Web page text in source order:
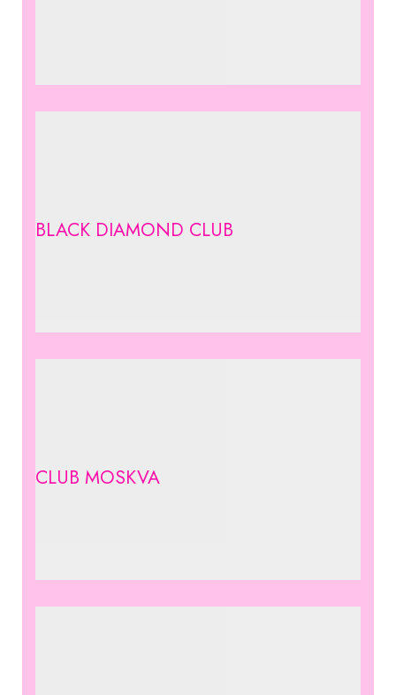
BLACK DIAMOND CLUB
CLUB MOSKVA